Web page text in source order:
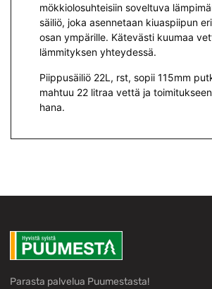
mökkiolosuhteisiin soveltuva
säiliö, joka asennetaan kiuaspiipun
osan ympärille. Kätevästi kuumaa
lämmityksen yhteydessä.
Piippusäiliö 22L, rst, sopii 115mm
mahtuu 22 litraa vettä ja
hana.
Parasta palvelua Puumestasta!